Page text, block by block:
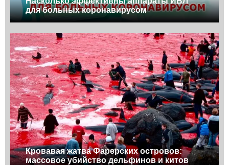
для больных коронавирусом
Кровавая жатва Фарерских островов:
массовое убийство дельфинов и китов